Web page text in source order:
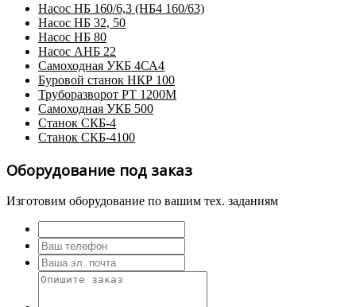
Насос НБ 160/6,3 (НБ4 160/63)
Насос НБ 32, 50
Насос НБ 80
Насос АНБ 22
Самоходная УКБ 4СА4
Буровой станок НКР 100
Труборазворот РТ 1200М
Самоходная УКБ 500
Станок СКБ-4
Станок СКБ-4100
Оборудование под заказ
Изготовим оборудование по вашим тех. заданиям